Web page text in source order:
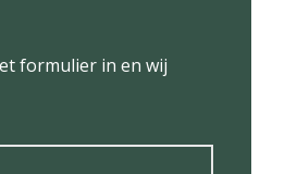
formulier in en wij